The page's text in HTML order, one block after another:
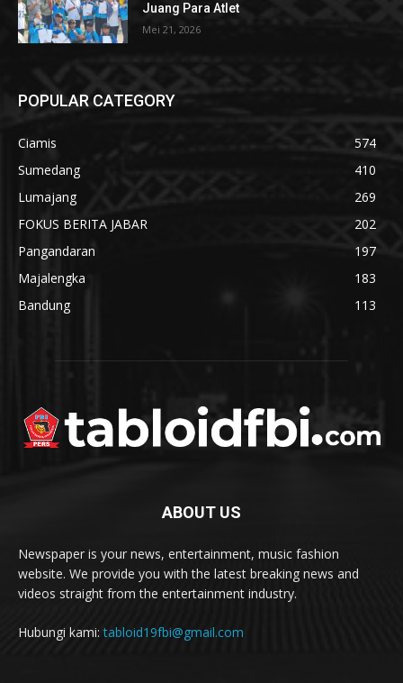
Juang Para Atlet
Mei 21, 2026
POPULAR CATEGORY
Ciamis
574
Sumedang
410
Lumajang
269
FOKUS BERITA JABAR
202
Pangandaran
197
Majalengka
183
Bandung
113
ABOUT US
Newspaper is your news, entertainment, music fashion
website. We provide you with the latest breaking news and
videos straight from the entertainment industry.
Hubungi kami:tabloid19fbi@gmail.com